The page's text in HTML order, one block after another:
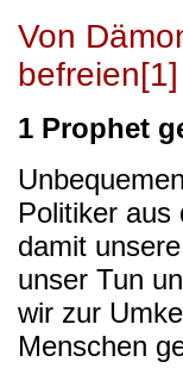
Von
befreien[1]
1 Prophet
Politiker aus
damit
unser Tun
wir zur
Menschen